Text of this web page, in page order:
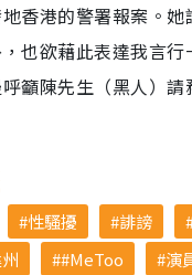
香港的警署報案。她
也欲藉此表達我言
籲陳先生（黑人）
性騷擾 誹謗
#MeToo 演